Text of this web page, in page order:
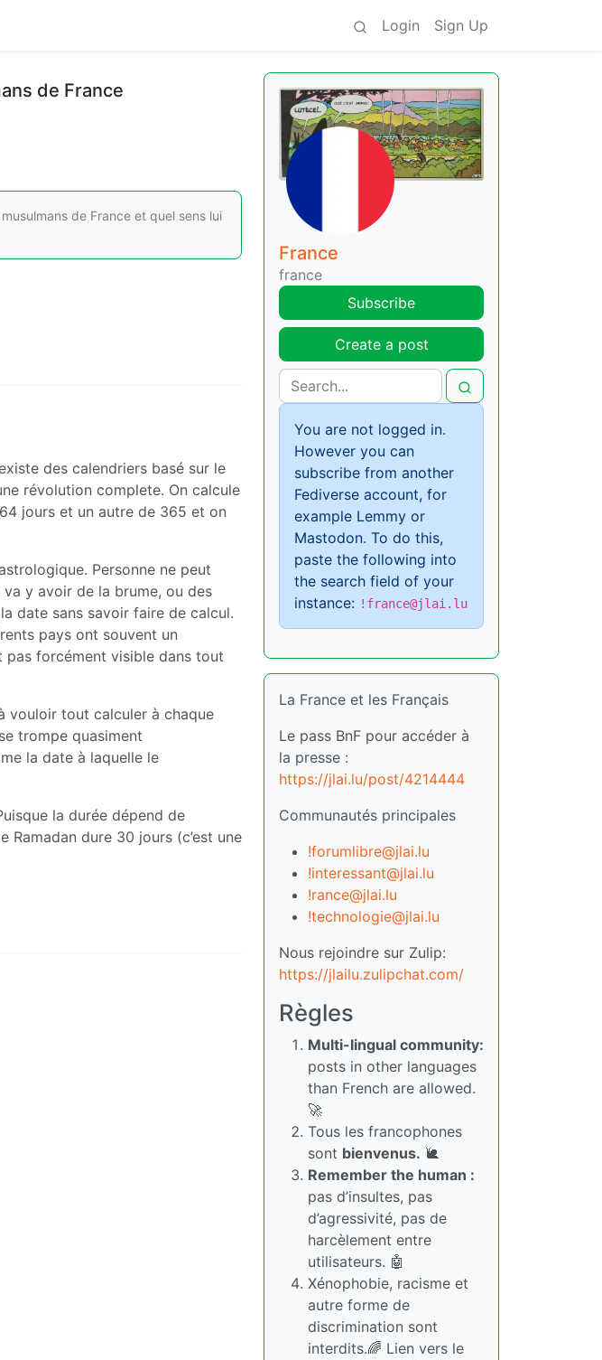
Login Sign Up
de France
de France et quel sens lui
des calendriers basé sur le
révolution complete. On calcule
jours et un autre de 365 et on
Personne ne peut
va y avoir de la brume, ou des
date sans savoir faire de calcul.
pays ont souvent un
pas forcément visible dans tout
vouloir tout calculer à chaque
trompe quasiment
la date à laquelle le
la durée dépend de
Ramadan dure 30 jours (c’est une
France
france
Subscribe
Create a post
You are not logged in.
However you can
subscribe from another
Fediverse account, for
example Lemmy or
Mastodon. To do this,
paste the following into
the search field of your
instance: !france@jlai.lu
La France et les Français
Le pass BnF pour accéder à
la presse :
https://jlai.lu/post/4214444
Communautés principales
!forumlibre@jlai.lu
!interessant@jlai.lu
!rance@jlai.lu
!technologie@jlai.lu
Nous rejoindre sur Zulip:
https://jlailu.zulipchat.com/
Règles
Multi-lingual community:
posts in other languages
than French are allowed.
🚀
Tous les francophones
sont bienvenus. 🐌
Remember the human :
pas d’insultes, pas
d’agressivité, pas de
harcèlement entre
utilisateurs. 🤖
Xénophobie, racisme et
autre forme de
discrimination sont
interdits.🌈 Lien vers le